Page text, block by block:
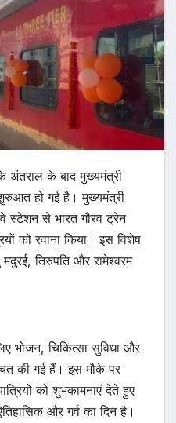
के बाद मुख्यमंत्री
हो गई है। मुख्यमंत्री
स्टेशन से भारत गौरव ट्रेन
को रवाना किया। इस विशेष
तिरुपति और रामेश्वरम
भोजन, चिकित्सा सुविधा और
की गई हैं। इस मौके पर
को शुभकामनाएं देते हुए
और गर्व का दिन है।